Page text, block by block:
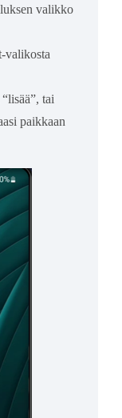
valikko
valikosta
tai
paikkaan